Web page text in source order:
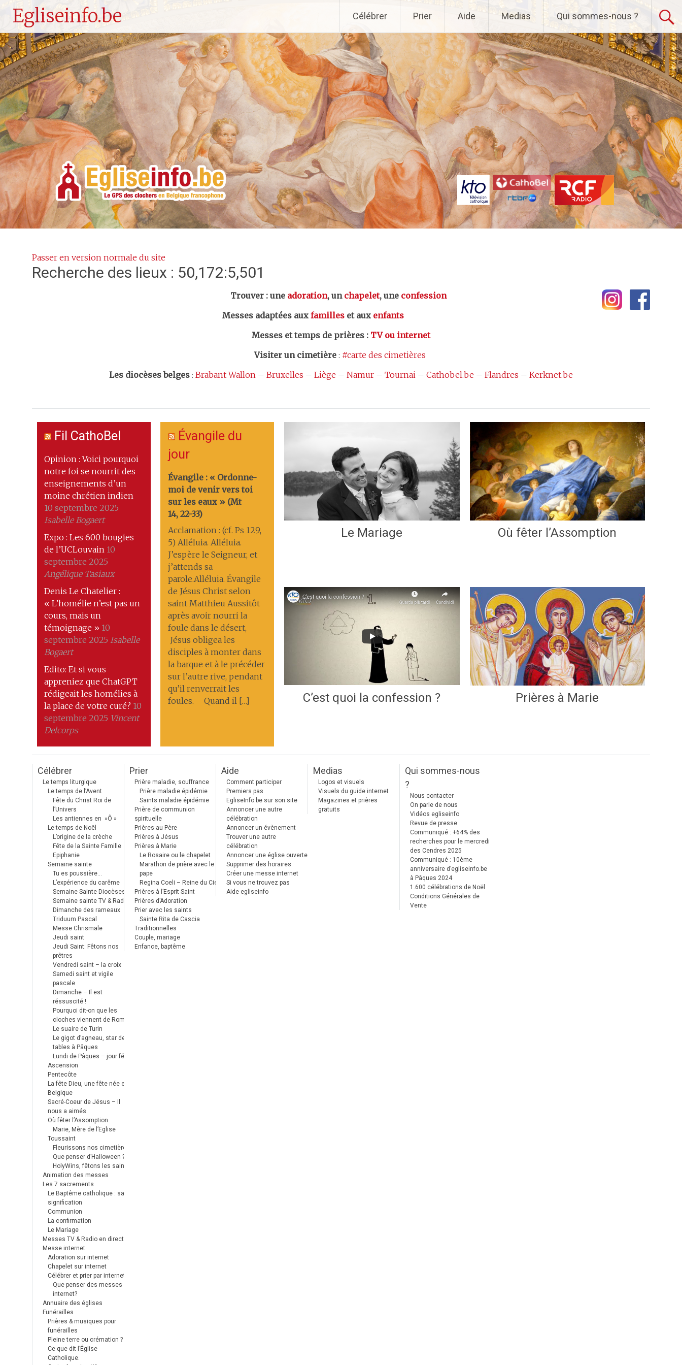
Egliseinfo.be
au
principal
Célébrer Prier Aide Medias Qui sommes-nous ?
Passer en version normale du site
Recherche des lieux : 50,172:5,501
Trouver : une adoration, un chapelet, une confession
Messes adaptées aux familles et aux enfants
Messes et temps de prières : TV ou internet
Visiter un cimetière : #carte des cimetières
Les diocèses belges : Brabant Wallon – Bruxelles – Liège – Namur – Tournai – Cathobel.be – Flandres – Kerknet.be
Fil CathoBel
Opinion : Voici pourquoi
notre foi se nourrit des
enseignements d’un
moine chrétien indien
10 septembre 2025
Isabelle Bogaert
Expo : Les 600 bougies
de l’UCLouvain 10
septembre 2025
Angélique Tasiaux
Denis Le Chatelier :
« L’homélie n’est pas un
cours, mais un
témoignage » 10
septembre 2025 Isabelle
Bogaert
Edito: Et si vous
appreniez que ChatGPT
rédigeait les homélies à
la place de votre curé? 10
septembre 2025 Vincent
Delcorps
Évangile du
jour
Évangile : « Ordonne-
moi de venir vers toi
sur les eaux » (Mt
14, 22-33)
Acclamation : (cf. Ps 129,
5) Alléluia. Alléluia.
J’espère le Seigneur, et
j’attends sa
parole.Alléluia. Évangile
de Jésus Christ selon
saint Matthieu Aussitôt
après avoir nourri la
foule dans le désert,
Jésus obligea les
disciples à monter dans
la barque et à le précéder
sur l’autre rive, pendant
qu’il renverrait les
foules. Quand il […]
Le Mariage Où fêter l’Assomption
C’est quoi la confession ? Prières à Marie
Célébrer
Le temps liturgique
Le temps de l’Avent
Fête du Christ Roi de
l’Univers
Les antiennes en »Ô »
Le temps de Noël
L’origine de la crèche
Fête de la Sainte Famille
Epiphanie
Semaine sainte
Tu es poussière…
L’expérience du carême
Semaine Sainte Diocèses
Semaine sainte TV & Radio
Dimanche des rameaux
Triduum Pascal
Messe Chrismale
Jeudi saint
Jeudi Saint: Fêtons nos
prêtres
Vendredi saint – la croix
Samedi saint et vigile
pascale
Dimanche – Il est
réssuscité !
Pourquoi dit-on que les
cloches viennent de Rome ?
Le suaire de Turin
Le gigot d’agneau, star des
tables à Pâques
Lundi de Pâques – jour férié
Ascension
Pentecôte
La fête Dieu, une fête née en
Belgique
Sacré-Coeur de Jésus – Il
nous a aimés.
Où fêter l’Assomption
Marie, Mère de l’Eglise
Toussaint
Fleurissons nos cimetières
Que penser d’Halloween ?
HolyWins, fêtons les saints !
Animation des messes
Les 7 sacrements
Le Baptême catholique : sa
signification
Communion
La confirmation
Le Mariage
Messes TV & Radio en direct
Messe internet
Adoration sur internet
Chapelet sur internet
Célébrer et prier par internet
Que penser des messes
internet?
Annuaire des églises
Funérailles
Prières & musiques pour
funérailles
Pleine terre ou crémation ?
Ce que dit l’Église
Catholique.
Prier
Prière maladie, souffrance
Prière maladie épidémie
Saints maladie épidémie
Prière de communion
spirituelle
Prières au Père
Prières à Jésus
Prières à Marie
Le Rosaire ou le chapelet
Marathon de prière avec le
pape
Regina Coeli – Reine du Ciel
Prières à l’Esprit Saint
Prières d’Adoration
Prier avec les saints
Sainte Rita de Cascia
Traditionnelles
Couple, mariage
Enfance, baptême
Aide
Comment participer
Premiers pas
EgliseInfo.be sur son site
Annoncer une autre
célébration
Annoncer un évènement
Trouver une autre
célébration
Annoncer une église ouverte
Supprimer des horaires
Créer une messe internet
Si vous ne trouvez pas
Aide egliseinfo
Medias
Logos et visuels
Visuels du guide internet
Magazines et prières
gratuits
Qui sommes-nous
?
Nous contacter
On parle de nous
Vidéos egliseinfo
Revue de presse
Communiqué : +64% des
recherches pour le mercredi
des Cendres 2025
Communiqué : 10ème
anniversaire d’egliseinfo.be
à Pâques 2024
1.600 célébrations de Noël
Conditions Générales de
Vente